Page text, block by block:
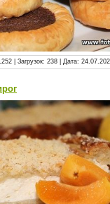
| Загрузок: 238 | Дата: